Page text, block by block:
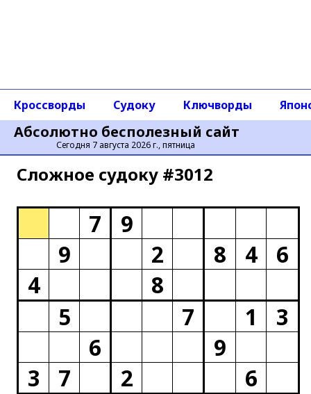
Абсолютно бесполезный сайт
Сегодня 7 августа 2026 г., пятница
Кроссворды Судоку Ключворды
Сложное cудоку #3012
7
9
9
2 8 4
6
4
8
5
7 1
3
6
9
3
7 2
6